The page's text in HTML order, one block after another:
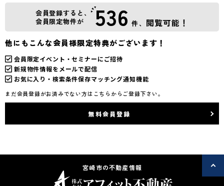
会員登録すると、
会員限定物件が
536 件、 閲覧可能！
他にもこんな会員様限定特典がございます！
会員限定イベント・セミナーにご招待
新規物件情報をメールで配信
お気に入り・検索条件保存マッチング通知機能
まだ会員登録がお済みでない方はこちらからご登録下さい。
無料会員登録
宮崎市の不動産情報